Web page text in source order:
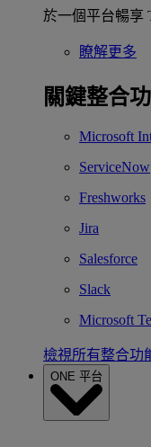
於一個平台暢享
瞭解更多
關鍵整合
Microsoft
ServiceNow
Freshworks
Jira
Salesforce
Slack
Microsoft
檢視所有整合功
ONE 平台